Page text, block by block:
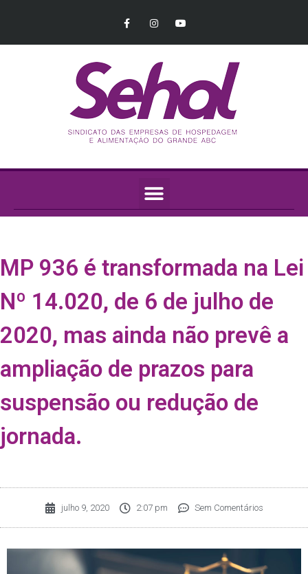
MP 936 é transformada na Lei
Nº 14.020, de 6 de julho de
2020, mas ainda não prevê a
ampliação de prazos para
suspensão ou redução de
jornada.
julho 9, 2020 2:07 pm Sem Comentários